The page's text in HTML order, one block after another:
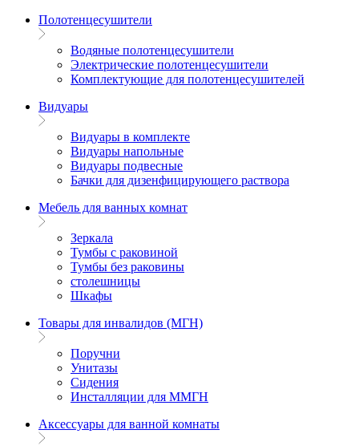
Полотенцесушители
Водяные полотенцесушители
Электрические полотенцесушители
Комплектующие для полотенцесушителей
Видуары
Видуары в комплекте
Видуары напольные
Видуары подвесные
Бачки для дизенфицирующего раствора
Мебель для ванных комнат
Зеркала
Тумбы с раковиной
Тумбы без раковины
столешницы
Шкафы
Товары для инвалидов (МГН)
Поручни
Унитазы
Сидения
Инсталляции для ММГН
Аксессуары для ванной комнаты